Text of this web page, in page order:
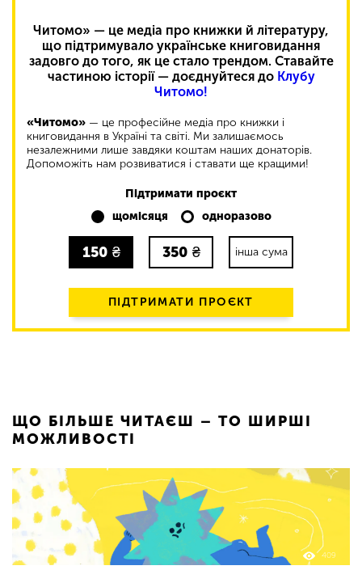
Читомо» — це медіа про книжки й літературу,
що підтримувало українське книговидання
задовго до того, як це стало трендом. Ставайте
частиною історії — доєднуйтеся до Клубу
Читомо!
«Читомо» — це професійне медіа про книжки і
книговидання в Україні та світі. Ми залишаємось
незалежними лише завдяки коштам наших донаторів.
Допоможіть нам розвиватися і ставати ще кращими!
Підтримати проєкт
щомісяця
одноразово
150 ₴ 350 ₴ інша сума
ПІДТРИМАТИ ПРОЄКТ
ЩО БІЛЬШЕ ЧИТАЄШ – ТО ШИРШІ
МОЖЛИВОСТІ
409